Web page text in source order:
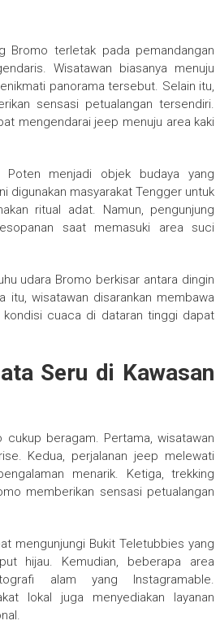
Bromo terletak pada pemandangan
Wisatawan biasanya menuju
panorama tersebut. Selain itu,
sensasi petualangan tersendiri.
mengendarai jeep menuju area kaki
Poten menjadi objek budaya yang
digunakan masyarakat Tengger untuk
ritual adat. Namun, pengunjung
saat memasuki area suci
udara Bromo berkisar antara dingin
itu, wisatawan disarankan membawa
kondisi cuaca di dataran tinggi dapat
Seru di Kawasan
cukup beragam. Pertama, wisatawan
Kedua, perjalanan jeep melewati
menarik. Ketiga, trekking
memberikan sensasi petualangan
mengunjungi Bukit Teletubbies yang
hijau. Kemudian, beberapa area
alam yang Instagramable.
lokal juga menyediakan layanan